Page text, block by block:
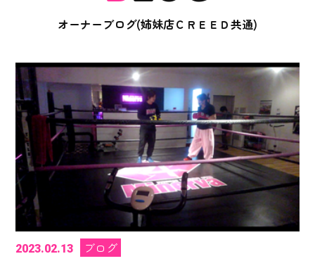
オーナーブログ(姉妹店ＣＲＥＥＤ共通)
2023.02.13
ブログ